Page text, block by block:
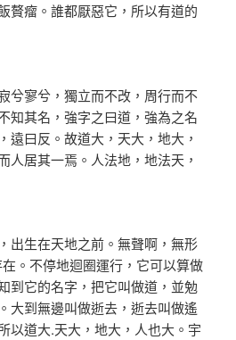
贅瘤。誰都厭惡它，所以有道的
兮寥兮，獨立而不改，周行而不
知其名，強字之曰道，強為之名
遠曰反。故道大，天大，地大，
人居其一焉。人法地，地法天，
出生在天地之前。無聲啊，無形
。不停地迴圈運行，它可以算做
到它的名字，把它叫做道，並勉
大到無邊叫做逝去，逝去叫做遙
以道大.天大，地大，人也大。宇